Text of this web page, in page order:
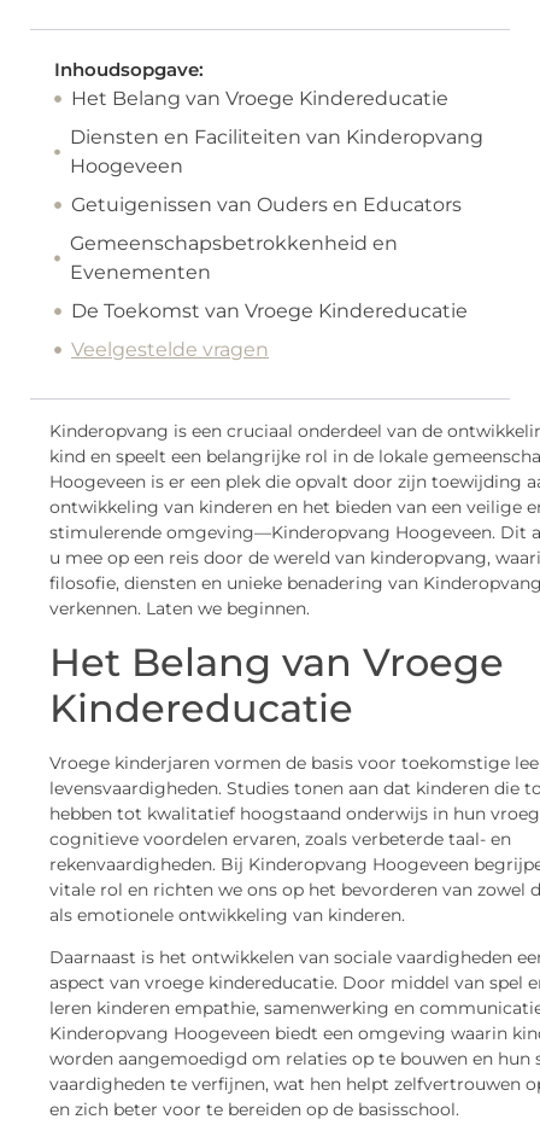
Inhoudsopgave:
Het Belang van Vroege Kindereducatie
Diensten en Faciliteiten van Kinderopvang
Hoogeveen
Getuigenissen van Ouders en Educators
Gemeenschapsbetrokkenheid en
Evenementen
De Toekomst van Vroege Kindereducatie
Veelgestelde vragen
Kinderopvang is een cruciaal onderdeel van de
kind en speelt een belangrijke rol in de lokale
Hoogeveen is er een plek die opvalt door zijn toewijding
ontwikkeling van kinderen en het bieden van een veilige
stimulerende omgeving—Kinderopvang Hoogeveen. Dit
u mee op een reis door de wereld van kinderopvang,
filosofie, diensten en unieke benadering van
verkennen. Laten we beginnen.
Het Belang van Vroege
Kindereducatie
Vroege kinderjaren vormen de basis voor toekomstige
levensvaardigheden. Studies tonen aan dat kinderen die
hebben tot kwalitatief hoogstaand onderwijs in hun
cognitieve voordelen ervaren, zoals verbeterde taal- en
rekenvaardigheden. Bij Kinderopvang Hoogeveen
vitale rol en richten we ons op het bevorderen van zowel
als emotionele ontwikkeling van kinderen.
Daarnaast is het ontwikkelen van sociale vaardigheden
aspect van vroege kindereducatie. Door middel van spel
leren kinderen empathie, samenwerking en
Kinderopvang Hoogeveen biedt een omgeving waarin
worden aangemoedigd om relaties op te bouwen en hun
vaardigheden te verfijnen, wat hen helpt zelfvertrouwen
en zich beter voor te bereiden op de basisschool.